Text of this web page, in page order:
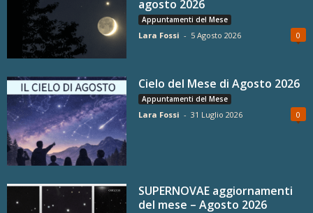
agosto 2026
Appuntamenti del Mese
Lara Fossi - 5 Agosto 2026 0
Cielo del Mese di Agosto 2026
Appuntamenti del Mese
Lara Fossi - 31 Luglio 2026 0
SUPERNOVAE aggiornamenti
del mese – Agosto 2026